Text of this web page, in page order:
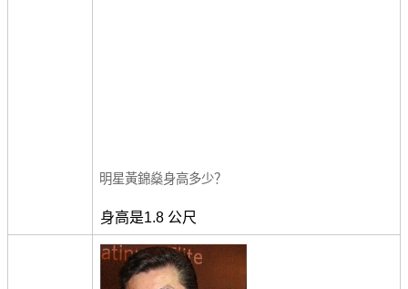
明星黃錦燊身高多少？
身高是1.8 公尺